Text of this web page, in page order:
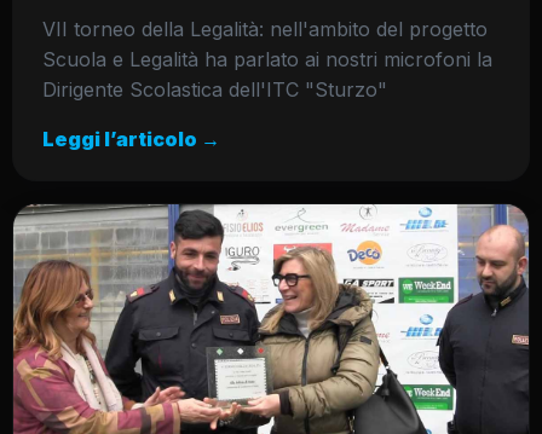
VII torneo della Legalità: nell'ambito del progetto
Scuola e Legalità ha parlato ai nostri microfoni la
Dirigente Scolastica dell'ITC "Sturzo"
Leggi l’articolo →